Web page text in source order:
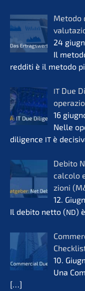
Metodo
24
Il
reddi­ti è il metodo
IT Due
16
Nelle
diligence IT è
Debito
calco­lo
zio­ni (M
12.
Il debito netto (ND)
10.
Una
[…]